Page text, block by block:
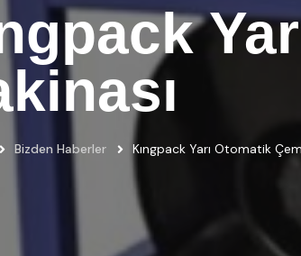
Bizden Haberler Kıngpack Yarı Otomatik